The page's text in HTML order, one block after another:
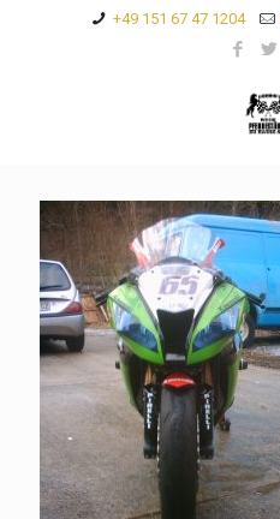
+49 151 67 47 1204